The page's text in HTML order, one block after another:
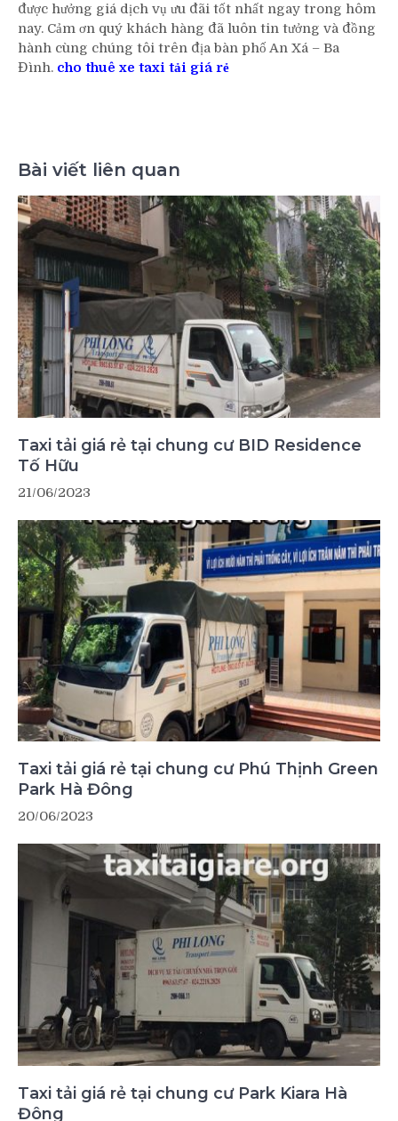
được hưởng giá dịch vụ ưu đãi tốt nhất ngay trong hôm
nay. Cảm ơn quý khách hàng đã luôn tin tưởng và đồng
hành cùng chúng tôi trên địa bàn phố An Xá – Ba
Đình. cho thuê xe taxi tải giá rẻ
Bài viết liên quan
Taxi tải giá rẻ tại chung cư BID Residence
Tố Hữu
21/06/2023
Taxi tải giá rẻ tại chung cư Phú Thịnh Green
Park Hà Đông
20/06/2023
Taxi tải giá rẻ tại chung cư Park Kiara Hà
Đông